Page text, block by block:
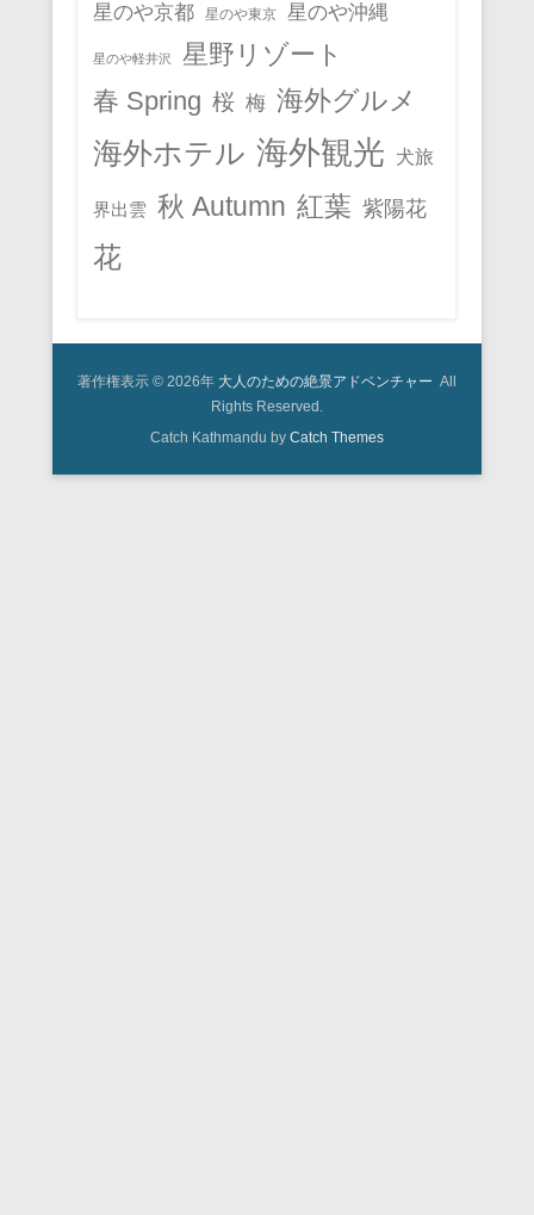
星のや京都 星のや東京 星のや沖縄
星のや軽井沢
星野リゾート
春 Spring 桜 梅 海外グルメ
海外ホテル 海外観光 犬旅
界出雲 秋 Autumn 紅葉 紫陽花
花
著作権表示 © 2026年 大人のための絶景アドベンチャー All
Rights Reserved.
Catch Kathmandu by Catch Themes